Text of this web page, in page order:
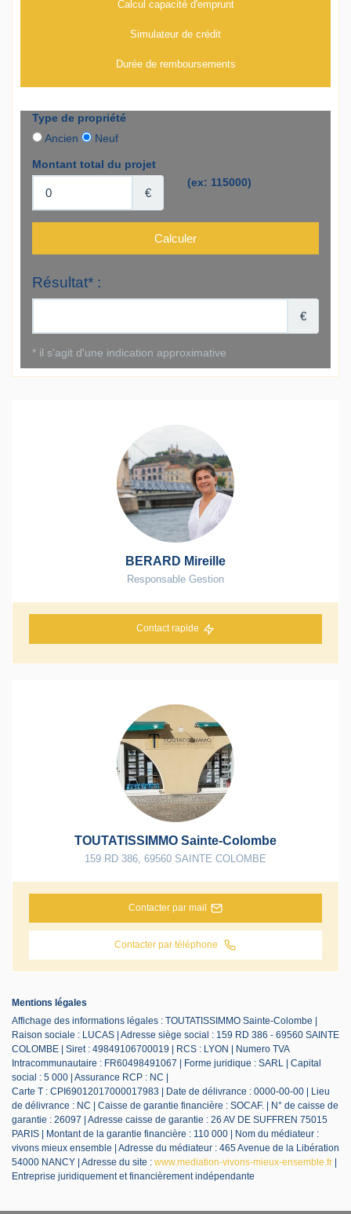
Calcul capacité d'emprunt
Simulateur de crédit
Durée de remboursements
BERARD Mireille
Responsable Gestion
Contact rapide
TOUTATISSIMMO Sainte-Colombe
159 RD 386 69560 SAINTE COLOMBE
Contacter par mail
Contacter par téléphone
Mentions légales
Affichage des informations légales : TOUTATISSIMMO Sainte-Colombe |
Raison sociale : LUCAS | Adresse siège social : 159 RD 386 - 69560 SAINTE
COLOMBE | Siret : 49849106700019 | RCS : LYON | Numero TVA
Intracommunautaire : FR60498491067 | Forme juridique : SARL | Capital
social : 5 000 | Assurance RCP : NC |
Carte T : CPI69012017000017983 | Date de délivrance : 0000-00-00 | Lieu
de délivrance : NC | Caisse de garantie financière : SOCAF. | N° de caisse de
garantie : 26097 | Adresse caisse de garantie : 26 AV DE SUFFREN 75015
PARIS | Montant de la garantie financière : 110 000 | Nom du médiateur :
vivons mieux ensemble | Adresse du médiateur : 465 Avenue de la Libération
54000 NANCY | Adresse du site : www.mediation-vivons-mieux-ensemble.fr
Entreprise juridiquement et financièrement indépendante